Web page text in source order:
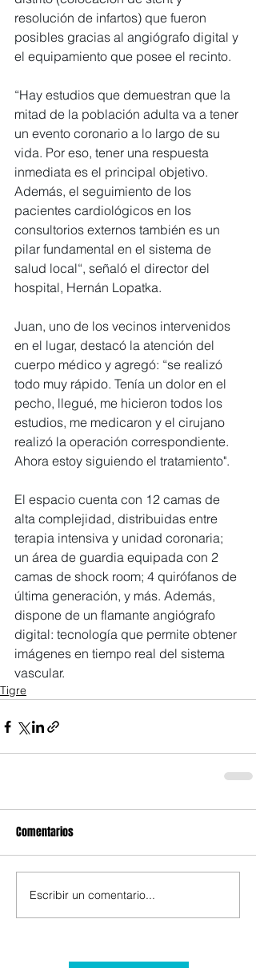
resolución de infartos) que fueron
posibles gracias al angiógrafo digital y
el equipamiento que posee el recinto.
“Hay estudios que demuestran que la
mitad de la población adulta va a tener
un evento coronario a lo largo de su
vida. Por eso, tener una respuesta
inmediata es el principal objetivo.
Además, el seguimiento de los
pacientes cardiológicos en los
consultorios externos también es un
pilar fundamental en el sistema de
salud local“, señaló el director del
hospital, Hernán Lopatka.
Juan, uno de los vecinos intervenidos
en el lugar, destacó la atención del
cuerpo médico y agregó: “se realizó
todo muy rápido. Tenía un dolor en el
pecho, llegué, me hicieron todos los
estudios, me medicaron y el cirujano
realizó la operación correspondiente.
Ahora estoy siguiendo el tratamiento".
El espacio cuenta con 12 camas de
alta complejidad, distribuidas entre
terapia intensiva y unidad coronaria;
un área de guardia equipada con 2
camas de shock room; 4 quirófanos de
última generación, y más. Además,
dispone de un flamante angiógrafo
digital: tecnología que permite obtener
imágenes en tiempo real del sistema
vascular.
Tigre
Comentarios
Escribir un comentario...